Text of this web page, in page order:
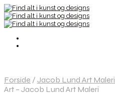
Forside / Jacob Lund Art Maleri
Art – Jacob Lund Art Maleri